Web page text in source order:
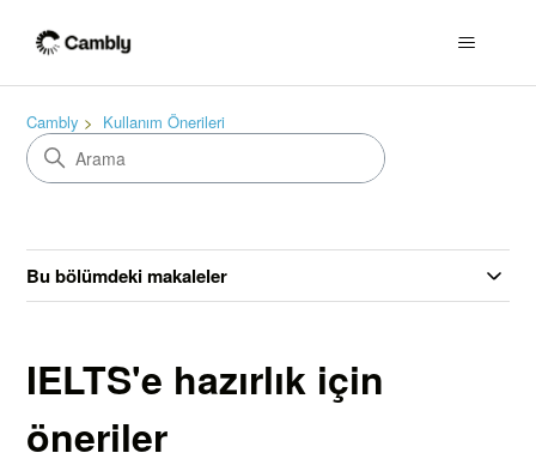
Cambly Kullanım Önerileri
Bu bölümdeki makaleler
IELTS'e hazırlık için
öneriler